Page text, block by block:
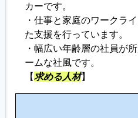
カーです。
・仕事と家庭のワークラ
た支援を行っています。
・幅広い年齢層の社員が
ームな社風です。
【求める人材】